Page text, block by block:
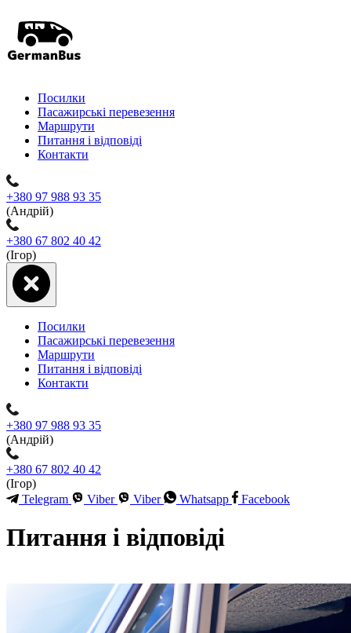
Посилки
Пасажирські перевезення
Маршрути
Питання і відповіді
Контакти
+380 97 988 93 35
(Андрій)
+380 67 802 40 42
(Ігор)
Посилки
Пасажирські перевезення
Маршрути
Питання і відповіді
Контакти
+380 97 988 93 35
(Андрій)
+380 67 802 40 42
(Ігор)
Telegram
Viber Viber Whatsapp Facebook
Питання і відповіді